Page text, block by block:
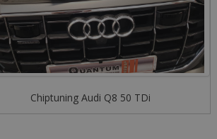
Chiptuning Audi Q8 50 TDi